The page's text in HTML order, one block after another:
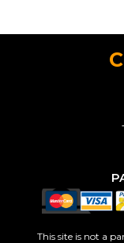
This site is not a